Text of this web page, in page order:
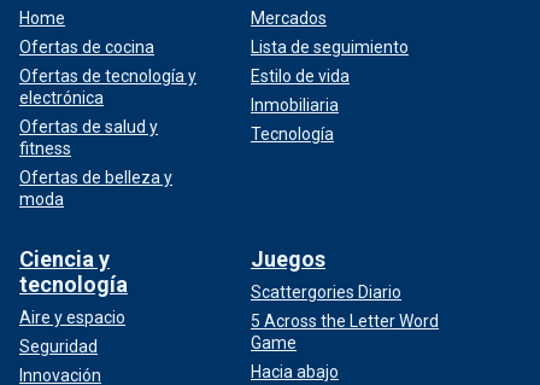
Home
Ofertas de cocina
Ofertas de tecnología y
electrónica
Ofertas de salud y
fitness
Ofertas de belleza y
moda
Mercados
Lista de seguimiento
Estilo de vida
Inmobiliaria
Tecnología
Ciencia y
tecnología
Aire y espacio
Seguridad
Innovación
Juegos
Scattergories Diario
5 Across the Letter Word
Game
Hacia abajo